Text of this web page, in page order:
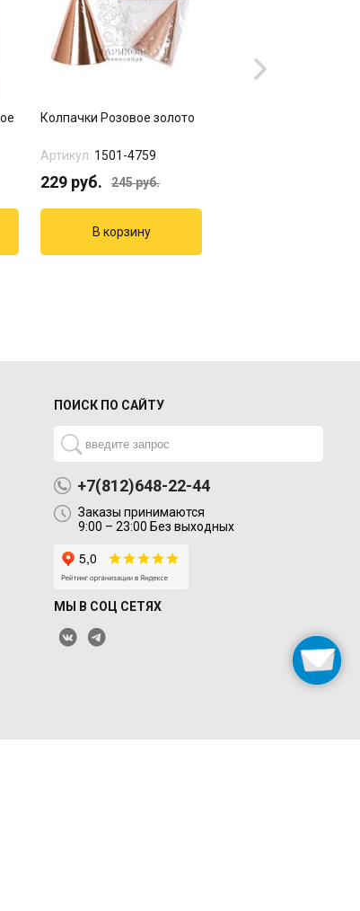
Колпачки Розовое золото
Артикул: 1501-4759
229 руб. 245руб.
ПОИСК ПО САЙТУ
+7(812)648-22-44
Заказы принимаются
9:00 – 23:00 Без выходных
МЫ В СОЦ СЕТЯХ